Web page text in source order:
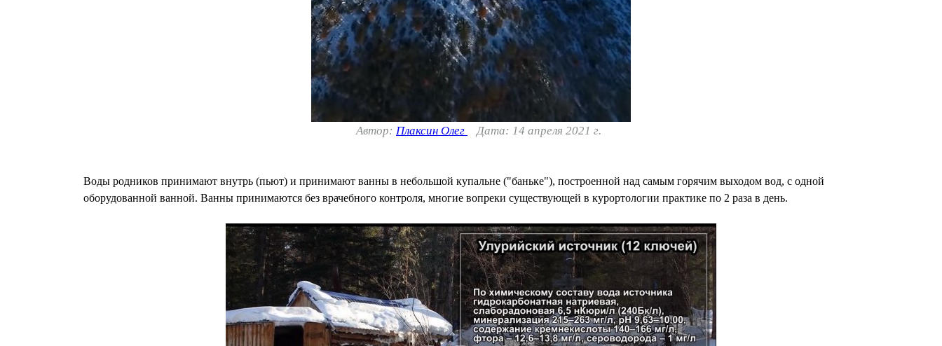
Автор: Плаксин Олег Дата: 14 апреля 2021 г.
Воды родников принимают внутрь (пьют) и принимают ванны в небольшой купальне ("баньке"), построенной над самым горячим выходом вод, с одной
оборудованной ванной. Ванны принимаются без врачебного контроля, многие вопреки существующей в курортологии практике по 2 раза в день.